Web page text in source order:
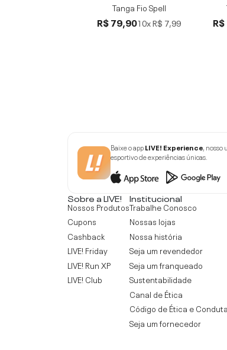
Tanga Fio Spell
R$ 79,9010xR$ 7,99
Baixe o appLIVE! Experience, nosso
esportivo de experiências únicas.
Sobre a LIVE!
Nossos Produtos
Cupons
Cashback
LIVE! Friday
LIVE! Run XP
LIVE! Club
Institucional
Trabalhe Conosco
Nossas lojas
Nossa história
Seja um revendedor
Seja um franqueado
Sustentabilidade
Canal de Ética
Código de Ética e Conduta
Seja um fornecedor